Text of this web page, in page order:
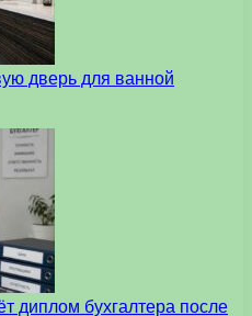
дверь для ванной
диплом бухгалтера после